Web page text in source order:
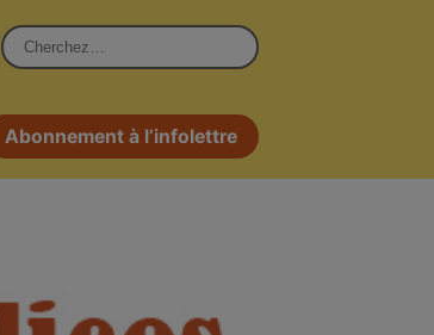
Rechercher :
Abonnement à l’infolettre